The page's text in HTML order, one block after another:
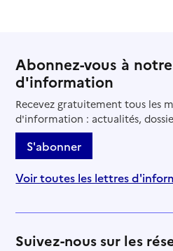
Abonnez-vous à
d'information
Recevez gratuitement tous les
d'information : actualités,
S'abonner
Voir toutes les lettres
Suivez-nous sur les